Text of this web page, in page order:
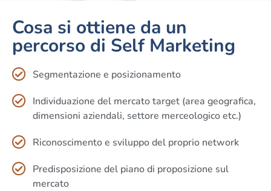
Cosa si ottiene da un
percorso di Self Marketing
Segmentazione e posizionamento
Individuazione del mercato target (area geografica,
dimensioni aziendali, settore merceologico etc.)
Riconoscimento e sviluppo del proprio network
Predisposizione del piano di proposizione sul
mercato